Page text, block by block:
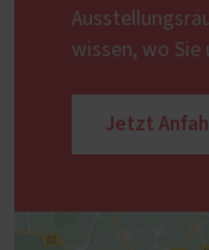
wissen, wo Sie
Jetzt